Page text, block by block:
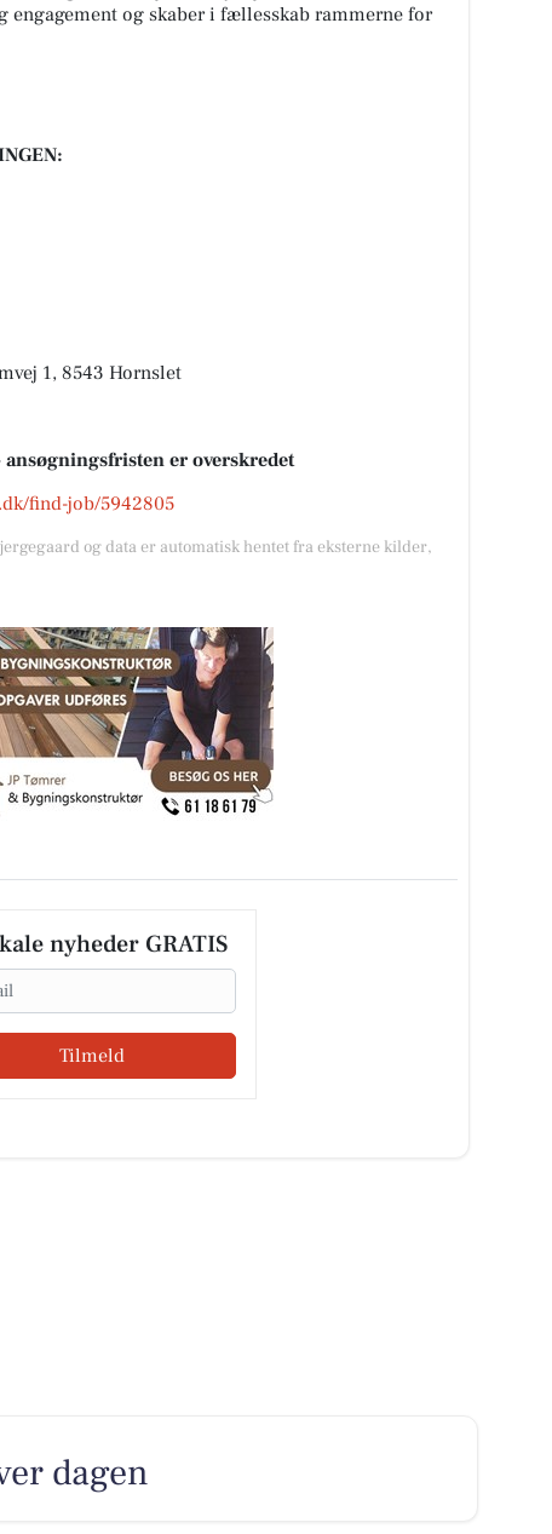
engagement og skaber i fællesskab rammerne for
1, 8543 Hornslet
ansøgningsfristen er overskredet
find-job/5942805
og data er automatisk hentet fra eksterne kilder,
nyheder GRATIS
Tilmeld
dagen